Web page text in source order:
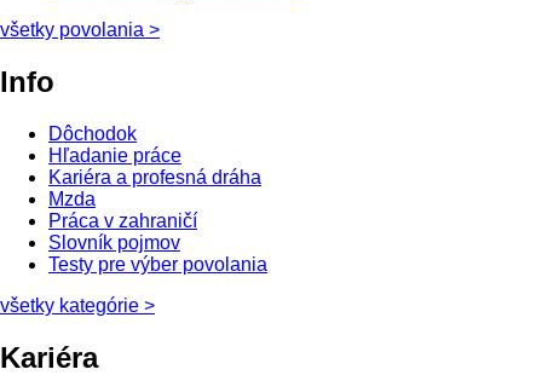
všetky povolania >
Info
Dôchodok
Hľadanie práce
Kariéra a profesná dráha
Mzda
Práca v zahraničí
Slovník pojmov
Testy pre výber povolania
všetky kategórie >
Kariéra